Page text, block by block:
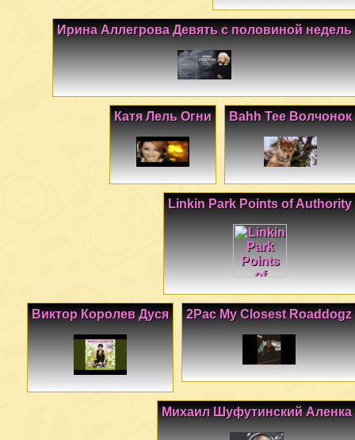
Ирина Аллегрова Девять с половиной недель
Bahh Tee Волчонок
Катя Лель Огни
Linkin Park Points of Authority
2Pac My Closest Roaddogz
Виктор Королев Дуся
Михаил Шуфутинский Аленка